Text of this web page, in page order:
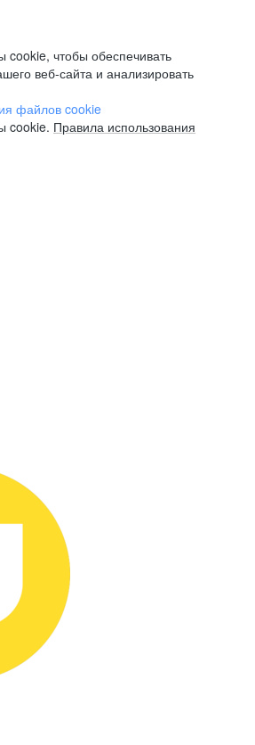
чтобы обеспечивать
веб-сайта и анализировать
файлов cookie
cookie. Правила использования